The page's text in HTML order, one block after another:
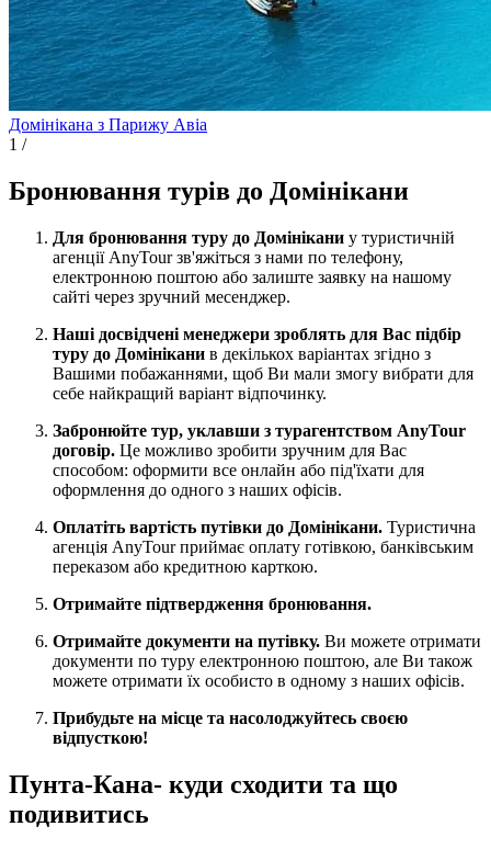
Домінікана з Парижу Авіа
1 /
Бронювання турів до Домінікани
Для бронювання туру до Домінікани у туристичній
агенції AnyTour зв'яжіться з нами по телефону,
електронною поштою або залиште заявку на нашому
сайті через зручний месенджер.
Наші досвідчені менеджери зроблять для Вас підбір
туру до Домінікани в декількох варіантах згідно з
Вашими побажаннями, щоб Ви мали змогу вибрати для
себе найкращий варіант відпочинку.
Забронюйте тур, уклавши з турагентством AnyTour
договір. Це можливо зробити зручним для Вас
способом: оформити все онлайн або під'їхати для
оформлення до одного з наших офісів.
Оплатіть вартість путівки до Домінікани. Туристична
агенція AnyTour приймає оплату готівкою, банківським
переказом або кредитною карткою.
Отримайте підтвердження бронювання.
Отримайте документи на путівку. Ви можете отримати
документи по туру електронною поштою, але Ви також
можете отримати їх особисто в одному з наших офісів.
Прибудьте на місце та насолоджуйтесь своєю
відпусткою!
Пунта-Кана- куди сходити та що
подивитись